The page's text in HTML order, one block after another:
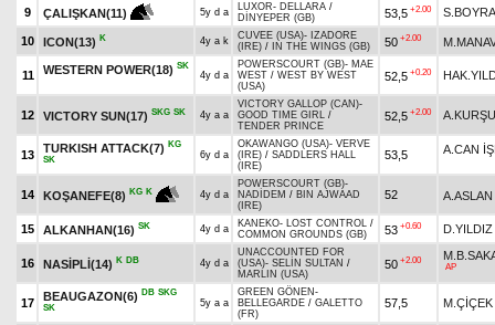
9 ÇALIŞKAN(11) 5y d a LUXOR- DELLARA /
DİNYEPER (GB)
53,5 +2.00
10 ICON(13) K 4y a k CUVEE (USA)- IZADORE
(IRE) / IN THE WINGS (GB) 50 +2.00
11 WESTERN POWER(18) SK
4y d a
POWERSCOURT (GB)- MAE
WEST / WEST BY WEST
(USA)
52,5 +0.20
12 VICTORY SUN(17) SKG SK 4y a a
VICTORY GALLOP (CAN)-
GOOD TIME GIRL /
TENDER PRINCE
52,5 +2.00
13
TURKISH ATTACK(7) KG
SK
6y d a
OKAWANGO (USA)- VERVE
(IRE) / SADDLERS HALL
(IRE)
53,5 A.CAN
14 KOŞANEFE(8) KG K 4y d a
POWERSCOURT (GB)-
NADİDEM / BIN AJWAAD
(IRE)
52 A.ASLAN
15 ALKANHAN(16) SK 4y d a KANEKO- LOST CONTROL /
COMMON GROUNDS (GB)
53 +0.60 D.YILDIZ
16 NASİPLİ(14) K DB 4y d a
UNACCOUNTED FOR
(USA)- SELİN SULTAN /
MARLIN (USA)
50 +2.00
AP
17
BEAUGAZON(6) DB SKG
SK
5y a a
GREEN GÖNEN -
BELLEGARDE / GALETTO
(FR)
57,5 M.ÇİÇEK